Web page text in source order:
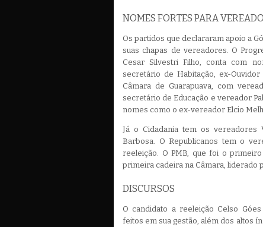
NOMES FORTES PARA
Os partidos que declararam apoio a
suas chapas de vereadores. O
Cesar Silvestri Filho, conta com
secretário de Habitação, ex-
Câmara de Guarapuava, com
secretário de Educação e vereador
nomes como o ex-vereador Elcio
Já o Cidadania tem os vereadores
Barbosa. O Republicanos tem o
reeleição. O PMB, que foi o
primeira cadeira na Câmara, liderado
DISCURSOS
O candidato a reeleição Celso
feitos em sua gestão, além dos altos